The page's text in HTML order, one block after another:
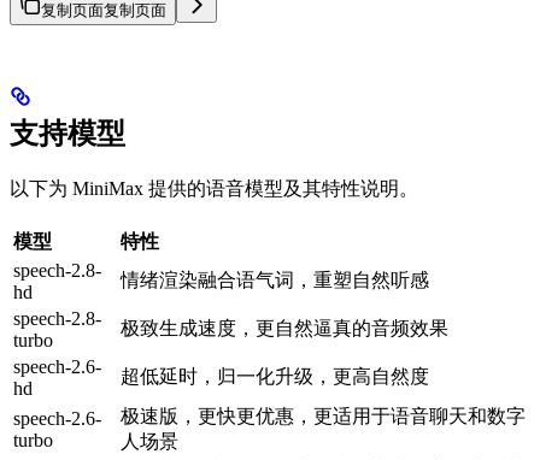
复制页面复制页面
支持模型
以下为 MiniMax 提供的语音模型及其特性说明。
模型
特性
speech-2.8-
hd
情绪渲染融合语气词，重塑自然听感
speech-2.8-
turbo
极致生成速度，更自然逼真的音频效果
speech-2.6-
hd
超低延时，归一化升级，更高自然度
speech-2.6-
turbo
极速版，更快更优惠，更适用于语音聊天和数字
人场景